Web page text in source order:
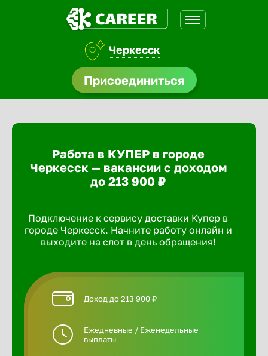
Черкесск
Присоединиться
Работа в КУПЕР в городе
Черкесск — вакансии с доходом
до 213 900 ₽
Подключение к сервису доставки Купер в
городе Черкесск. Начните работу онлайн и
выходите на слот в день обращения!
Доход до 213 900 ₽
Ежедневные / Еженедельные
выплаты